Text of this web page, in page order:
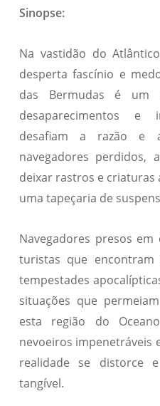
Sinopse:
Na vastidão do
desperta fascínio e
das Bermudas é um
desaparecimentos e
desafiam a razão e
navegadores perdidos,
deixar rastros e criaturas
uma tapeçaria de
Navegadores presos
turistas que encontram
tempestades
situações que
esta região do
nevoeiros impenetráveis
realidade se distorce
tangível.